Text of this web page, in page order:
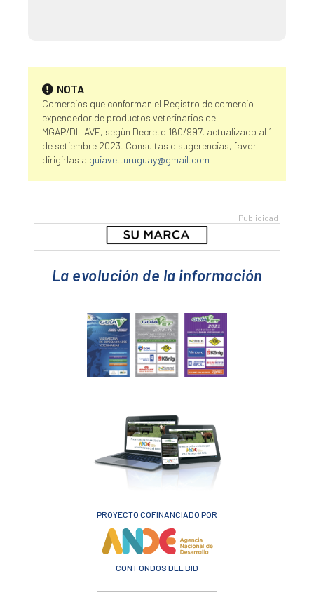
NOTA
Comercios que conforman el Registro de comercio
expendedor de productos veterinarios del
MGAP/DILAVE, segùn Decreto 160/997, actualizado al 1
de setiembre 2023. Consultas o sugerencias, favor
dirigirlas a guiavet.uruguay@gmail.com
La evolución de la información
PROYECTO COFINANCIADO POR
CON FONDOS DEL BID